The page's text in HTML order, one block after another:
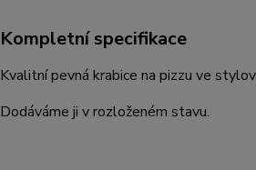
Kompletní specifikace
Kvalitní pevná krabice na pizzu ve
Dodáváme ji v rozloženém stavu.